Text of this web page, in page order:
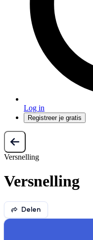
Log in
Registreer je gratis
Versnelling
Versnelling
Delen